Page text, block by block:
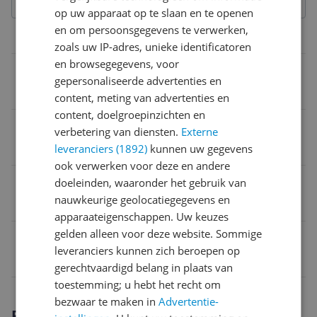
Algemeen
Aantal spelers
2 spelers
3-6 jaar
8008324080267
op uw apparaat op te slaan en te openen
en om persoonsgegevens te verwerken,
zoals uw IP-adres, unieke identificatoren
en browsegegevens, voor
gepersonaliseerde advertenties en
content, meting van advertenties en
content, doelgroepinzichten en
verbetering van diensten. Externe
leveranciers (1892) kunnen uw gegevens
ook verwerken voor deze en andere
doeleinden, waaronder het gebruik van
nauwkeurige geolocatiegegevens en
apparaateigenschappen. Uw keuzes
gelden alleen voor deze website. Sommige
leveranciers kunnen zich beroepen op
gerechtvaardigd belang in plaats van
toestemming; u hebt het recht om
bezwaar te maken inAdvertentie-